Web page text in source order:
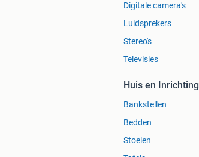
Digitale camera's
Luidsprekers
Stereo's
Televisies
Huis en Inrichting
Bankstellen
Bedden
Stoelen